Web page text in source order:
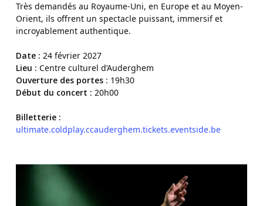
Très demandés au Royaume-Uni, en Europe et au Moyen-
Orient, ils offrent un spectacle puissant, immersif et
incroyablement authentique.
Date : 24 février 2027
Lieu : Centre culturel d’Auderghem
Ouverture des portes : 19h30
Début du concert : 20h00
Billetterie :
ultimate.coldplay.ccauderghem.tickets.eventside.be